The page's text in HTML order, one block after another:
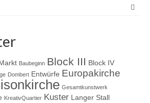
Baubeginn Block III Block IV
Dombert Entwürfe Europakirche
Gesamtkunstwerk
KreativQuartier Kuster Langer Stall